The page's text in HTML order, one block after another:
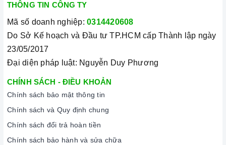
THÔNG TIN CÔNG TY
Mã số doanh nghiệp: 0314420608
Do Sở Kế hoạch và Đầu tư TP.HCM cấp Thành lập ngày
23/05/2017
Đại diện pháp luật: Nguyễn Duy Phương
CHÍNH SÁCH - ĐIỀU KHOẢN
Chính sách bảo mật thông tin
Chính sách và Quy định chung
Chính sách đổi trả hoàn tiền
Chính sách bảo hành và sửa chữa